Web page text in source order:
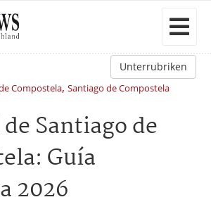
Unterrubriken
Compostela, Santiago de Compostela
Santiago de
Guía
2026